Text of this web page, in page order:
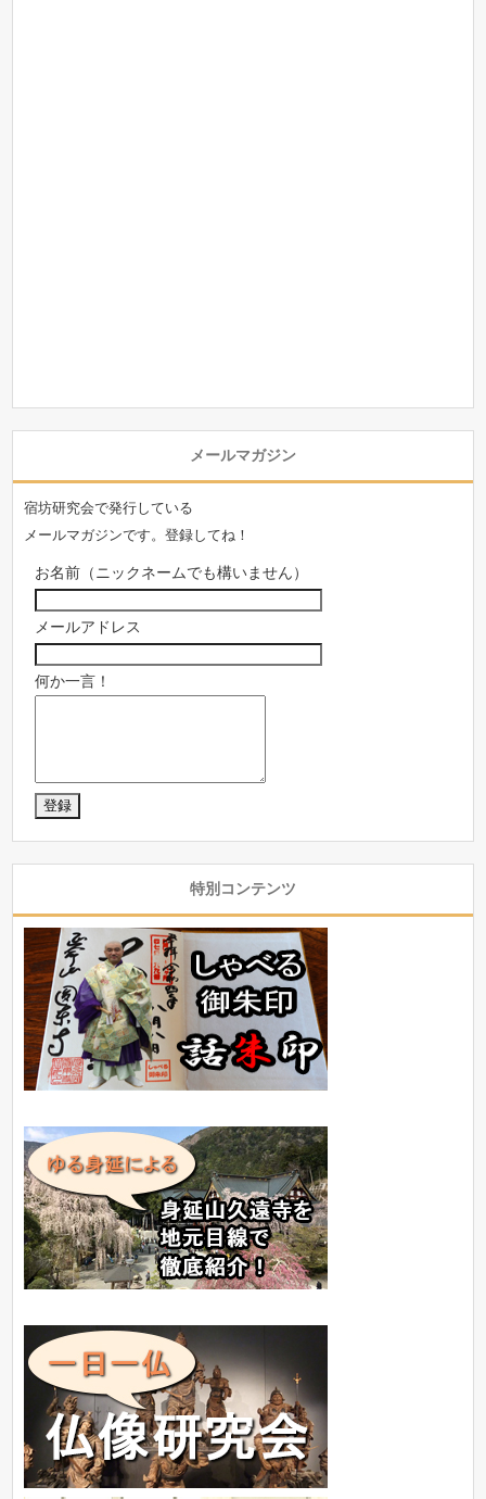
メールマガジン
宿坊研究会で発行している
メールマガジンです。登録してね！
お名前（ニックネームでも構いません）
メールアドレス
何か一言！
特別コンテンツ